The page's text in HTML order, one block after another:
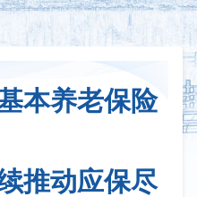
本养老保险
推动应保尽